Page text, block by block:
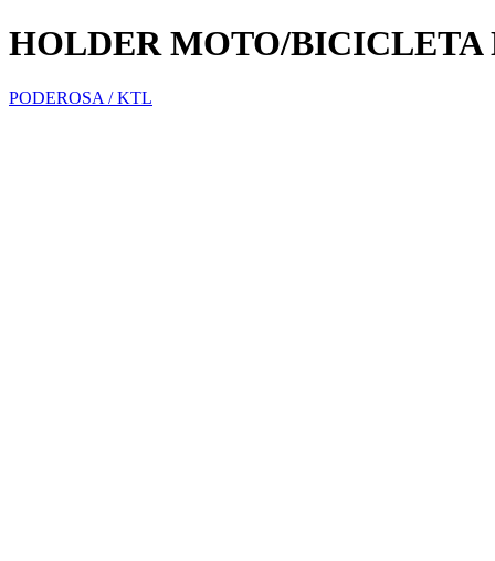
HOLDER MOTO/BICICLETA
PODEROSA / KTL